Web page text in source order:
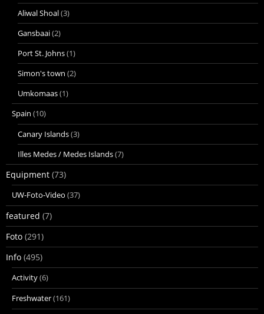
Aliwal Shoal(3)
Gansbaai(2)
Port St. Johns(1)
Simon's town (2)
Umkomaas(1)
Spain (10)
Canary Islands(3)
Illes Medes / Medes Islands(7)
Equipment (73)
UW-Foto-Video (37)
featured (7)
Foto (291)
Info (495)
Activity(6)
Freshwater(161)